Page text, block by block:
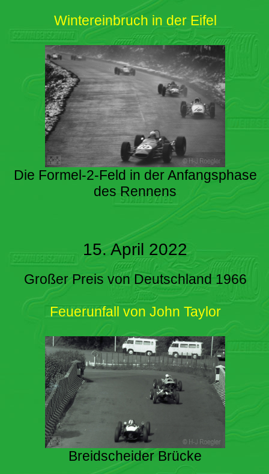
Wintereinbruch in der Eifel
Die Formel-2-Feld in der Anfangsphase
des Rennens
15. April 2022
Großer Preis von Deutschland 1966
Feuerunfall von John Taylor
Breidscheider Brücke